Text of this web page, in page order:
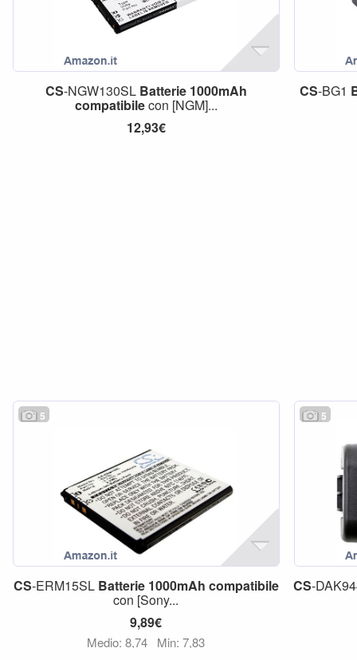
CS-NGW130SL Batterie 1000mAh
compatibilecon [NGM]...
12,93€
CS-BG1
5
CS-ERM15SL Batterie 1000mAh compatibile
con [Sony...
9,89€
Medio: 8,74 Min: 7,83
5
CS-